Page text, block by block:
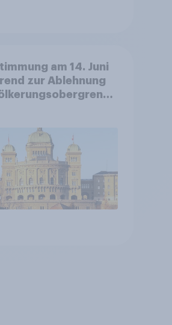
am 14. Juni
zur Ablehnung
sinken